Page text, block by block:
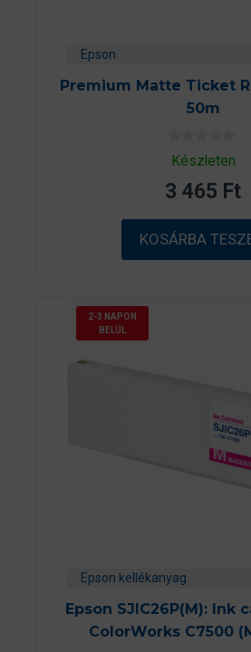
Epson
Premium Matte Ticket
50m
0
a
5
b
ő
l
Készleten
3 465 Ft
KOSÁRBA
2-3 NAPON
BELÜL
Epson kellékanyag
Epson SJIC26P(M): Ink
ColorWorks C7500